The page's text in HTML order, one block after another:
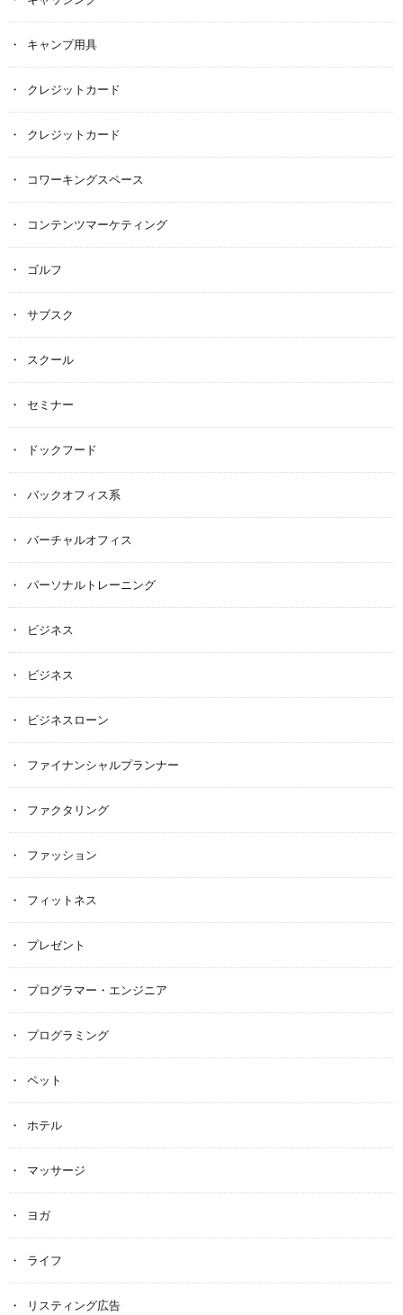
キャンプ用具
クレジットカード
クレジットカード
コワーキングスペース
コンテンツマーケティング
ゴルフ
サブスク
スクール
セミナー
ドックフード
バックオフィス系
バーチャルオフィス
パーソナルトレーニング
ビジネス
ビジネス
ビジネスローン
ファイナンシャルプランナー
ファクタリング
ファッション
フィットネス
プレゼント
プログラマー・エンジニア
プログラミング
ペット
ホテル
マッサージ
ヨガ
ライフ
リスティング広告